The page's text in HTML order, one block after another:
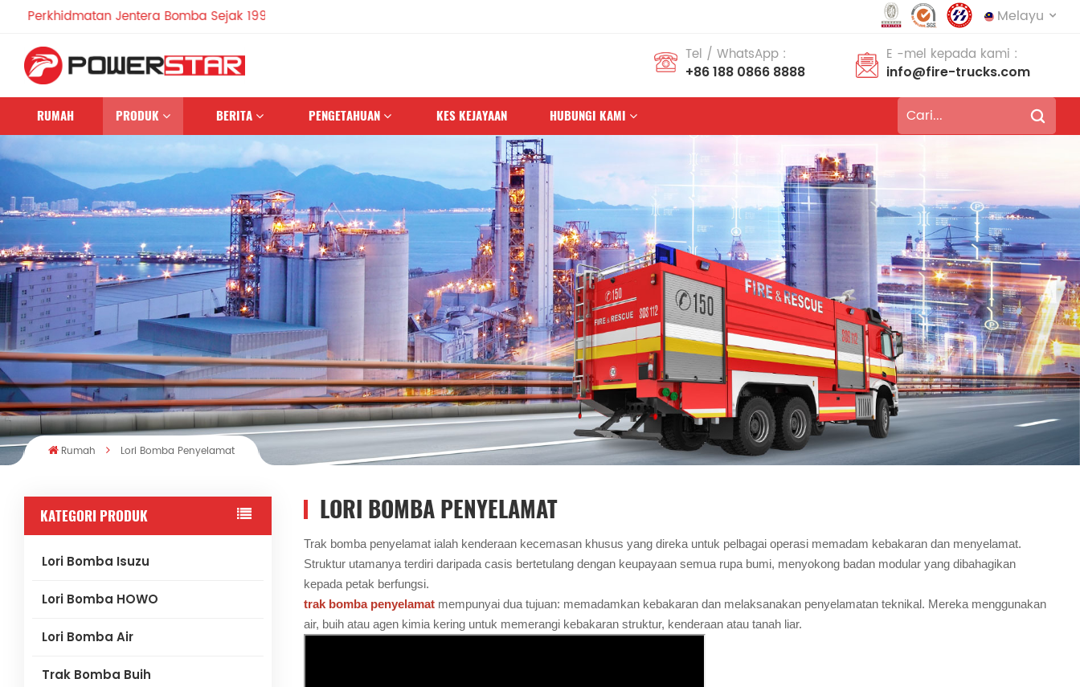
Jentera Bomba Sejak 1990 Melayu
Deutsch
português Nederlands
العربية 日本語
한국의 Türkçe
Melayu ไทย
Tiếng Việt Indonesia
中文 қазақ
Filipino
Tel / WhatsApp :
+86 188 0866 8888
E -mel kepada kami :
info@fire-trucks.com
RUMAH PRODUK BERITA PENGETAHUAN KES KEJAYAAN HUBUNGI KAMI
Rumah Lori Bomba Penyelamat
KATEGORI PRODUK
Lori Bomba Isuzu
Lori Bomba HOWO
Lori Bomba Air
Trak Bomba Buih
LORI BOMBA PENYELAMAT
Trak bomba penyelamat ialah kenderaan kecemasan khusus yang direka untuk pelbagai operasi memadam kebakaran dan menyelamat.
Struktur utamanya terdiri daripada casis bertetulang dengan keupayaan semua rupa bumi, menyokong badan modular yang dibahagikan
kepada petak berfungsi.
trak bomba penyelamat mempunyai dua tujuan: memadamkan kebakaran dan melaksanakan penyelamatan teknikal. Mereka menggunakan
air, buih atau agen kimia kering untuk memerangi kebakaran struktur, kenderaan atau tanah liar.